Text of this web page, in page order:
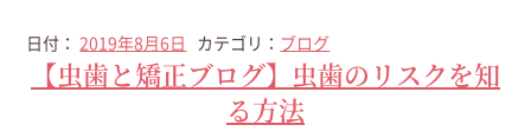
日付：2019年8月6日 カテゴリ： ブログ
【虫歯と矯正ブログ】虫歯のリスクを知
る方法